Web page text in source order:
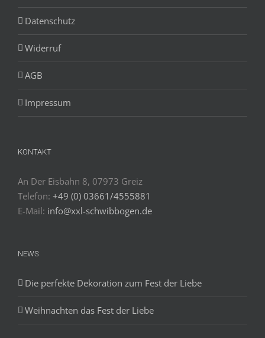
Datenschutz
Widerruf
AGB
Impressum
KONTAKT
An Der Eisbahn 8, 07973 Greiz
Telefon: +49 (0) 03661/4555881
E-Mail: info@xxl-schwibbogen.de
NEWS
Die perfekte Dekoration zum Fest der Liebe
Weihnachten das Fest der Liebe